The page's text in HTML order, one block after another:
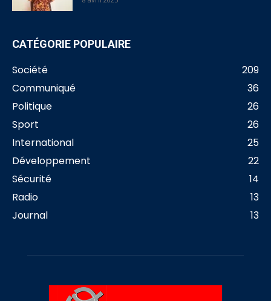
CATÉGORIE POPULAIRE
Société
209
Communiqué
36
Politique
26
Sport
26
International
25
Développement
22
Sécurité
14
Radio
13
Journal
13